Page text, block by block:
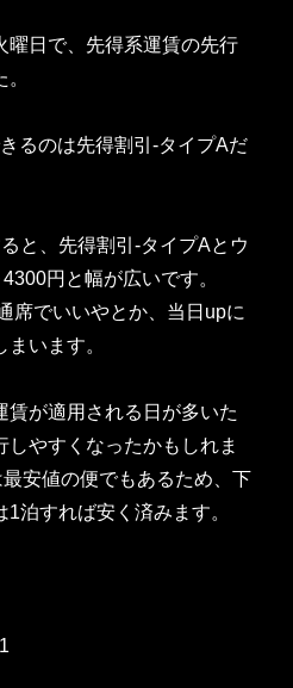
曜日で、先得系運賃の先行
るのは先得割引-タイプAだ
と、先得割引-タイプAとウ
円と幅が広いです。
席でいいやとか、当日upに
います。
賃が適用される日が多いた
やすくなったかもしれま
安値の便でもあるため、下
泊すれば安く済みます。